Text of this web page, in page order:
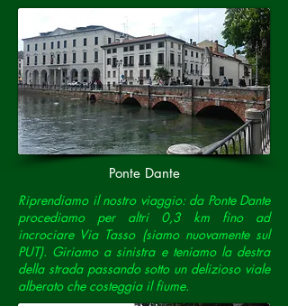
Ponte Dante
Riprendiamo il nostro viaggio: da Ponte Dante
procediamo per altri 0,3 km fino ad
incrociare Via Tasso (siamo nuovamente sul
PUT). Giriamo a sinistra e teniamo la destra
della strada passando sotto un delizioso viale
alberato che costeggia il fiume.